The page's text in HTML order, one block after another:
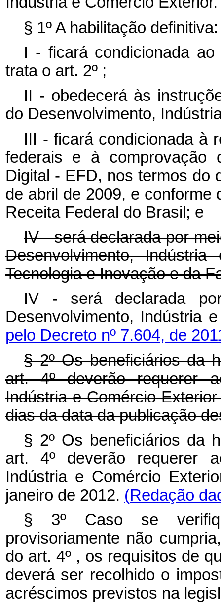
§ 1º A habilitação definitiva:
I - ficará condicionada
trata o art. 2º ;
II - obedecerá às
do Desenvolvimento,
III - ficará condicionada à
federais e à comprovação
Digital - EFD, nos termos do
de abril de 2009, e conforme
Receita Federal do Brasil; e
IV - será declarada por
Desenvolvimento,
Tecnologia e Inovação e da
IV - será declarada
Desenvolvimento, Indústria
pelo Decreto nº 7.604, de
§ 2º Os beneficiários da
art. 4º deverão requerer
Indústria e Comércio
dias da data da publicação
§ 2º Os beneficiários da
art. 4º deverão requerer
Indústria e Comércio
janeiro de 2012. (Redação
§ 3º Caso se
provisoriamente não
do art. 4º , os requisitos de
deverá ser recolhido o
acréscimos previstos na